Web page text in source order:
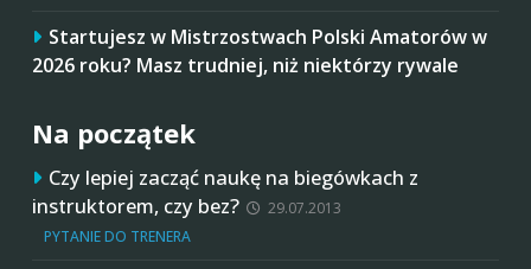
Startujesz w Mistrzostwach Polski Amatorów w
2026 roku? Masz trudniej, niż niektórzy rywale
Na początek
Czy lepiej zacząć naukę na biegówkach z
instruktorem, czy bez?
29.07.2013
PYTANIE DO TRENERA